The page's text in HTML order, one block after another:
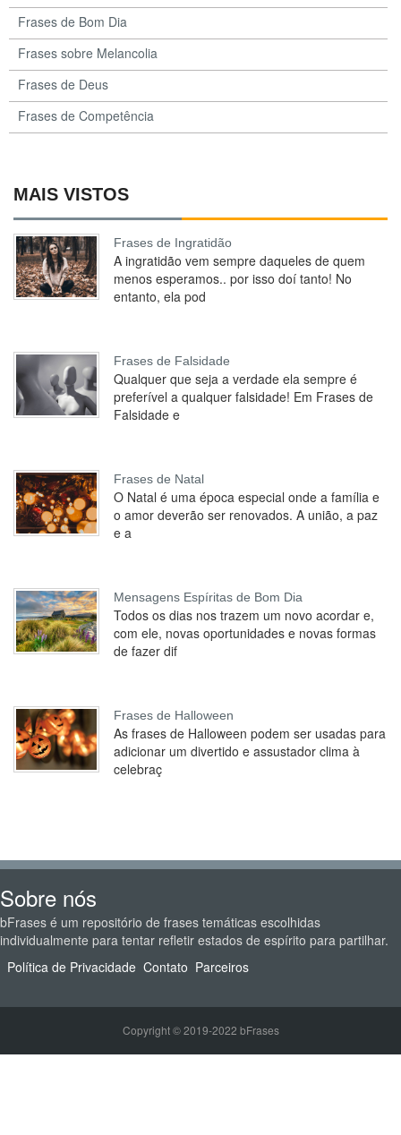
Frases de Bom Dia
Frases sobre Melancolia
Frases de Deus
Frases de Competência
MAIS VISTOS
Frases de Ingratidão
A ingratidão vem sempre daqueles de quem
menos esperamos.. por isso doí tanto! No
entanto, ela pod
Frases de Falsidade
Qualquer que seja a verdade ela sempre é
preferível a qualquer falsidade! Em Frases de
Falsidade e
Frases de Natal
O Natal é uma época especial onde a família e
o amor deverão ser renovados. A união, a paz
e a
Mensagens Espíritas de Bom Dia
Todos os dias nos trazem um novo acordar e,
com ele, novas oportunidades e novas formas
de fazer dif
Frases de Halloween
As frases de Halloween podem ser usadas para
adicionar um divertido e assustador clima à
celebraç
Sobre nós
bFrases é um repositório de frases temáticas escolhidas
individualmente para tentar refletir estados de espírito para partilhar.
Política de Privacidade Contato Parceiros
Copyright © 2019-2022 bFrases